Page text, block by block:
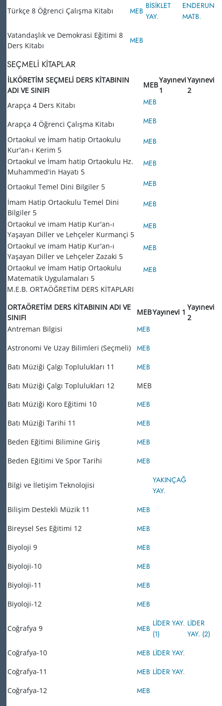
Türkçe 8 Öğrenci Çalışma Kitabı MEB
BİSİKLET
YAY.
ENDERUN
MATB.
Vatandaşlık ve Demokrasi Eğitimi 8
Ders Kitabı
MEB
SEÇMELİ KİTAPLAR
İLKÖRETİM SEÇMELİ DERS KİTABININ
ADI VE SINIFI
MEB
Yayınevi
1
Yayınevi
2
Arapça 4 Ders Kitabı
MEB
Arapça 4 Öğrenci Çalışma Kitabı MEB
Ortaokul ve İmam hatip Ortaokulu
Kur'an-ı Kerim 5
MEB
Ortaokul ve İmam hatip Ortaokulu Hz.
Muhammed'in Hayatı 5
MEB
Ortaokul Temel Dini Bilgiler 5 MEB
İmam Hatip Ortaokulu Temel Dini
Bilgiler 5
MEB
Ortaokul ve imam Hatip Kur'an-ı
Yaşayan Diller ve Lehçeler Kurmançi 5
MEB
Ortaokul ve imam Hatip Kur'an-ı
Yaşayan Diller ve Lehçeler Zazaki 5
MEB
Ortaokul ve İmam Hatip Ortaokulu
Matematik Uygulamaları 5
MEB
M.E.B. ORTAÖĞRETİM DERS KİTAPLARI
ORTAÖRETİM DERS KİTABININ ADI VE
SINIFI
MEBYayınevi 1
Yayınevi
2
Antreman Bilgisi
MEB
Astronomi Ve Uzay Bilimleri (Seçmeli) MEB
Batı Müziği Çalgı Toplulukları 11 MEB
Batı Müziği Çalgı Toplulukları 12
MEB
Batı Müziği Koro Eğitimi 10
MEB
Batı Müziği Tarihi 11 MEB
Beden Eğitimi Bilimine Giriş MEB
Beden Eğitimi Ve Spor Tarihi MEB
Bilgi ve İletişim Teknolojisi
YAKINÇAĞ
YAY.
Bilişim Destekli Müzik 11 MEB
Bireysel Ses Eğitimi 12 MEB
Biyoloji 9 MEB
Biyoloji-10 MEB
Biyoloji-11 MEB
Biyoloji-12 MEB
Coğrafya 9 MEB
LİDER YAY.
(1)
LİDER
YAY. (2)
Coğrafya-10 MEB LİDER YAY.
Coğrafya-11 MEB LİDER YAY.
Coğrafya-12 MEB